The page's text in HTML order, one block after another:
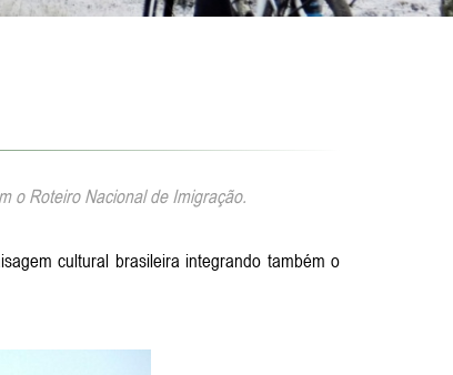
o Roteiro Nacional de Imigração.
cultural brasileira integrando também o